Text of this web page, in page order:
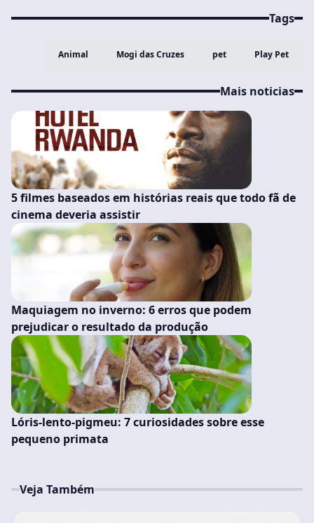
Tags
Animal Mogi das Cruzes pet Play Pet
Mais noticias
5 filmes baseados em histórias reais que todo fã de
cinema deveria assistir
Maquiagem no inverno: 6 erros que podem
prejudicar o resultado da produção
Lóris-lento-pigmeu: 7 curiosidades sobre esse
pequeno primata
Veja Também